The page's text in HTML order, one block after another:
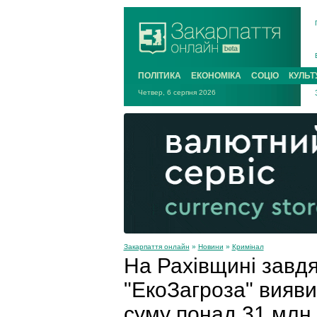
ПОЛІТИКА ЕКОНОМІКА СОЦІО
Четвер, 6 серпня 2026
Закарпаття онлайн » Новини » Кримінал
На Рахівщині
"ЕкоЗагроза"